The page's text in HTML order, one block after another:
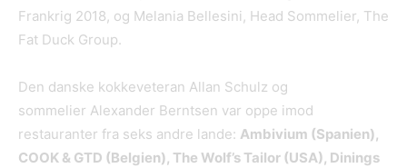
Frankrig 2018, og Melania Bellesini, Head Sommelier, The
Fat Duck Group.
Den danske kokkeveteran Allan Schulz og
sommelier Alexander Berntsen var oppe imod
restauranter fra seks andre lande: Ambivium (Spanien),
COOK & GTD (Belgien), The Wolf’s Tailor (USA), Dinings